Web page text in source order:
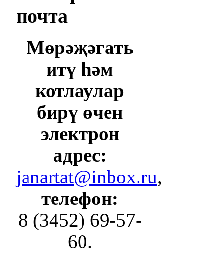
почта
Мөрәҗәгать
итү һәм
котлаулар
бирү өчен
электрон
адрес:
janartat@inbox.ru,
телефон:
8 (3452) 69-57-
60.